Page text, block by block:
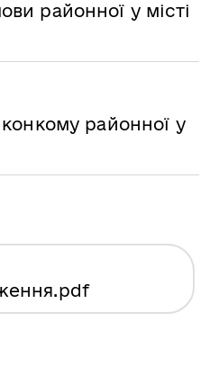
районної у місті
районної у
.pdf